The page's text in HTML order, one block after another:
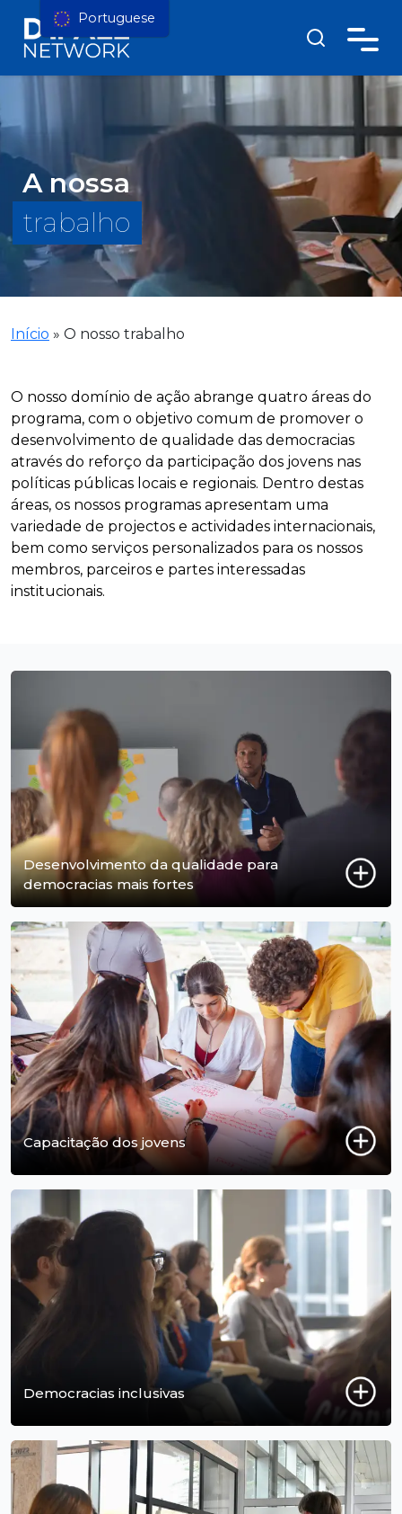
A nossa
trabalho
Início » O nosso trabalho
O nosso domínio de ação abrange quatro áreas do
programa, com o objetivo comum de promover o
desenvolvimento de qualidade das democracias
através do reforço da participação dos jovens nas
políticas públicas locais e regionais. Dentro destas
áreas, os nossos programas apresentam uma
variedade de projectos e actividades internacionais,
bem como serviços personalizados para os nossos
membros, parceiros e partes interessadas
institucionais.
Desenvolvimento da qualidade para
democracias mais fortes
Capacitação dos jovens
Democracias inclusivas
Portuguese